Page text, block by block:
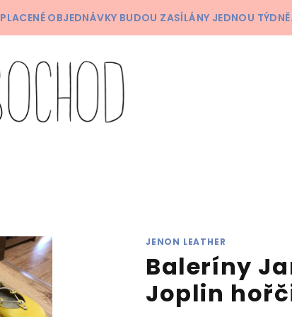
OBJEDNÁVKY BUDOU ZASÍLÁNY JEDNOU TÝDNĚ.
JENON LEATHER
Baleríny
Joplin